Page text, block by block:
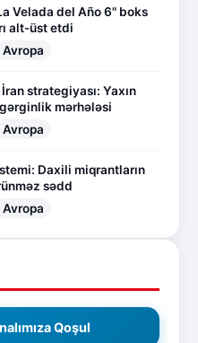
Velada del Año 6" boks
alt-üst etdi
Avropa
strategiyası: Yaxın
mərhələsi
Avropa
Daxili miqrantların
sədd
Avropa
Qoşul